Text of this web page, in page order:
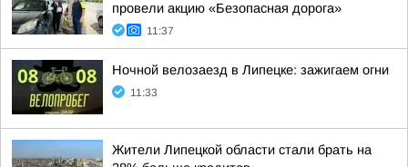
провели акцию «Безопасная дорога»
11:37
Ночной велозаезд в Липецке: зажигаем огни
11:33
Жители Липецкой области стали брать на